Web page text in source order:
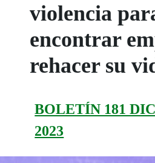
violencia
encontrar
rehacer su
BOLETÍN 181
2023